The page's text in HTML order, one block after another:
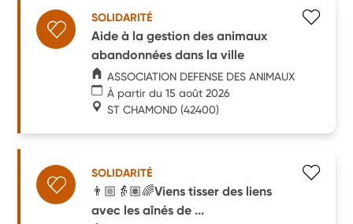
SOLIDARITÉ
Aide à la gestion des animaux
abandonnées dans la ville
ASSOCIATION DEFENSE DES ANIMAUX
À partir du 15 août 2026
ST CHAMOND (42400)
SOLIDARITÉ
👨🏼👵🏽🌈Viens tisser des liens
avec les aînés de ...